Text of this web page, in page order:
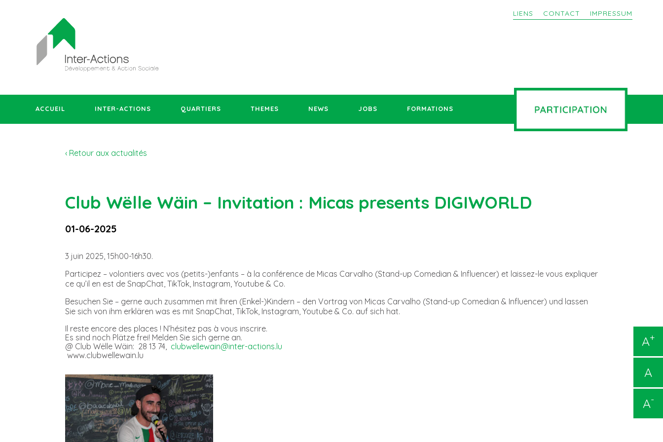
LIENS CONTACT IMPRESSUM
ACCUEIL INTER-ACTIONS QUARTIERS THEMES NEWS JOBS FORMATIONS
A+
A
A-
‹ Retour aux actualités
Club Wëlle Wäin – Invitation : Micas presents DIGIWORLD
01-06-2025
3 juin 2025, 15h00-16h30.
Participez – volontiers avec vos (petits-)enfants – à la conférence de Micas Carvalho (Stand-up Comedian & Influencer) et laissez-le vous expliquer
ce qu’il en est de SnapChat, TikTok, Instagram, Youtube & Co.
Besuchen Sie – gerne auch zusammen mit Ihren (Enkel-)Kindern – den Vortrag von Micas Carvalho (Stand-up Comedian & Influencer) und lassen
Sie sich von ihm erklären was es mit SnapChat, TikTok, Instagram, Youtube & Co. auf sich hat.
Il reste encore des places ! N’hésitez pas à vous inscrire.
Es sind noch Plätze frei! Melden Sie sich gerne an.
@ Club Wëlle Wäin: 28 13 74, clubwellewain@inter-actions.lu
www.clubwellewain.lu